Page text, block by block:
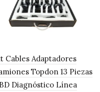
Cables Adaptadores
Topdon 13 Piezas
Diagnóstico Línea